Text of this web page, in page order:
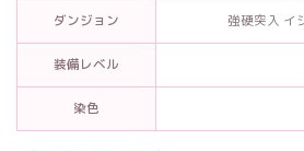
ダンジョン 強硬突入 イ
装備レベル
染色